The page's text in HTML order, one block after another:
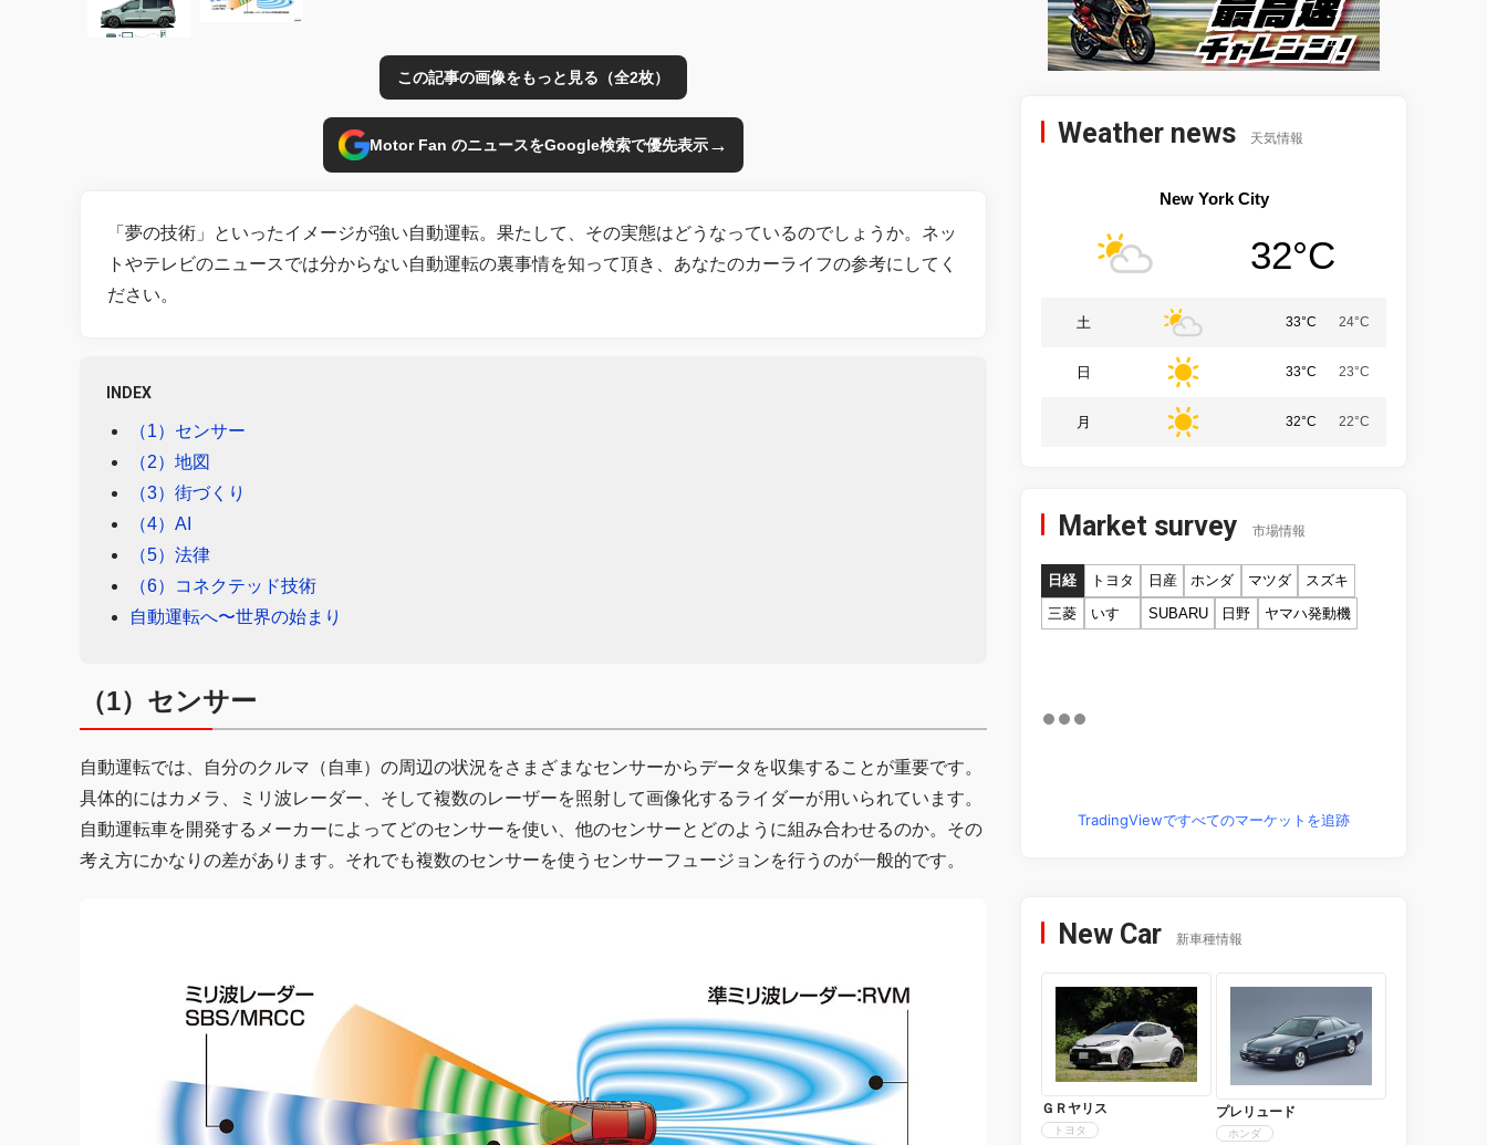
この記事の画像をもっと見る（全2枚）
Motor Fan のニュースをGoogle検索で優先表示→
「夢の技術」といったイメージが強い自動運転。果たして、その実態はどうなっているのでしょうか。ネッ
トやテレビのニュースでは分からない自動運転の裏事情を知って頂き、あなたのカーライフの参考にしてく
ださい。
INDEX
（1）センサー
（2）地図
（3）街づくり
（4）AI
（5）法律
（6）コネクテッド技術
自動運転へ〜世界の始まり
（1）センサー
自動運転では、自分のクルマ（自車）の周辺の状況をさまざまなセンサーからデータを収集することが重要です。
具体的にはカメラ、ミリ波レーダー、そして複数のレーザーを照射して画像化するライダーが用いられています。
自動運転車を開発するメーカーによってどのセンサーを使い、他のセンサーとどのように組み合わせるのか。その
考え方にかなりの差があります。それでも複数のセンサーを使うセンサーフュージョンを行うのが一般的です。
Weather news 天気情報
New York City
32°C
土 33°C 24°C
日 33°C 23°C
月 32°C 22°C
Market survey 市場情報
日経 トヨタ 日産 ホンダ マツダ
スズキ
三菱
いすゞ SUBARU 日野 ヤマハ発動機
TradingViewですべてのマーケットを追跡
New Car 新車種情報
ＧＲヤリス
トヨタ
プレリュード
ホンダ